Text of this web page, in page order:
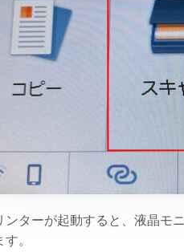
ンターが起動すると、液晶モ
す。